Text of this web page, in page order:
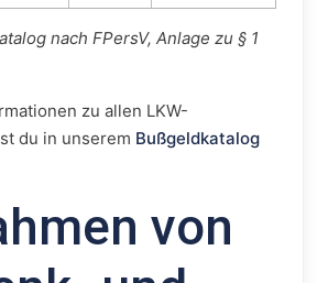
nach FPersV, Anlage zu § 1
zu allen LKW-
du in unserem Bußgeldkatalog
von